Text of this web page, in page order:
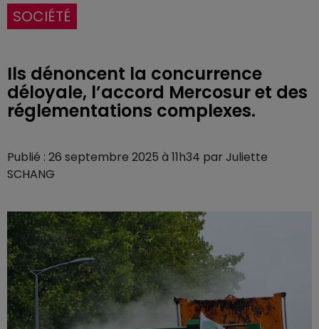
SOCIÉTÉ
Ils dénoncent la concurrence
déloyale, l’accord Mercosur et des
réglementations complexes.
Publié : 26 septembre 2025 à 11h34 par Juliette
SCHANG